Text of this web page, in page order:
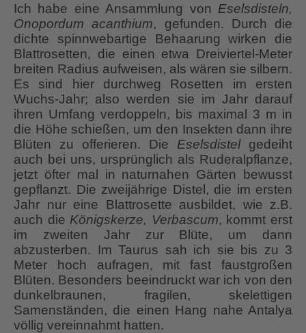
Ich habe eine Ansammlung von Eselsdisteln,
Onopordum acanthium, gefunden. Durch die
dichte spinnwebartige Behaarung wirken die
Blattrosetten, die einen etwa Dreiviertel-Meter
breiten Radius aufweisen, als wären sie silbern.
Es sind hier durchweg Rosetten im ersten
Wuchs-Jahr; also werden sie im Jahr darauf
ihren Umfang verdoppeln, bis maximal 3 m in
die Höhe schießen, um den Insekten dann ihre
Blüten zu offerieren. Die Eselsdistelgedeiht
auch bei uns, ursprünglich als Ruderalpflanze,
jetzt öfter mal in naturnahen Gärten bewusst
gepflanzt. Die zweijährige Distel, die im ersten
Jahr nur eine Blattrosette ausbildet, wie z.B.
auch die Königskerze, Verbascum, kommt erst
im zweiten Jahr zur Blüte, um dann
abzusterben. Im Taurus sah ich sie bis zu 3
Meter hoch aufragen, mit fast faustgroßen
Blüten. Besonders beeindruckt war ich von den
dunkelbraunen, fragilen, skelettigen
Samenständen, die einen Hang nahe Antalya
völlig vereinnahmt hatten.